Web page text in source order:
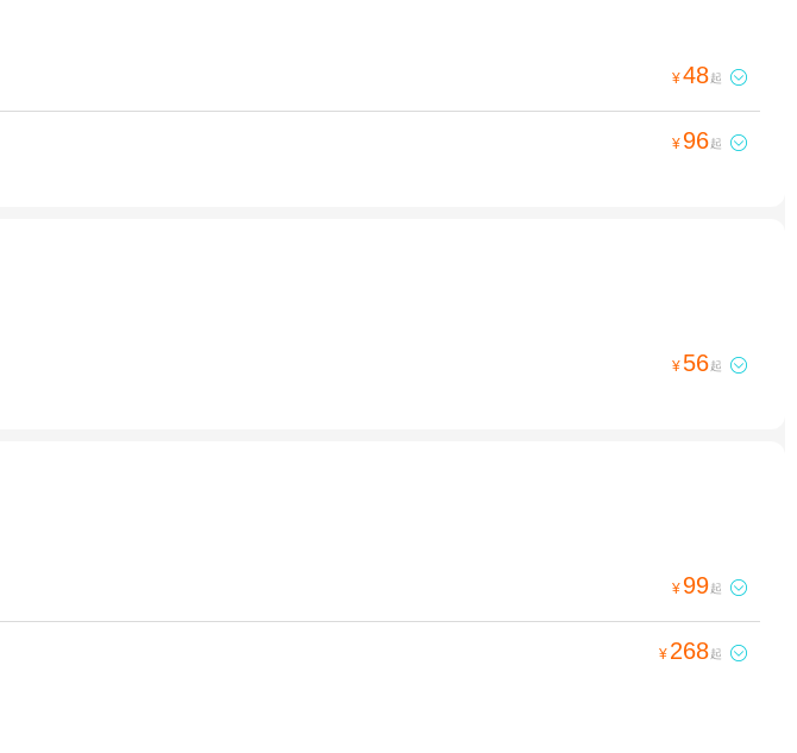
¥48起 
¥ 96起 
¥ 56起 
¥ 99起 
¥ 268起 